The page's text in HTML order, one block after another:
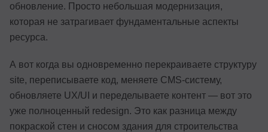
обновление. Просто небольшая модернизация,
которая не затрагивает фундаментальные аспекты
ресурса.
А вот когда вы одновременно перекраиваете структуру
site, переписываете код, меняете CMS-систему,
обновляете UX/UI и переделываете контент — вот это
уже полноценный redesign. Это как разница между
покраской стен и сносом здания для строительства